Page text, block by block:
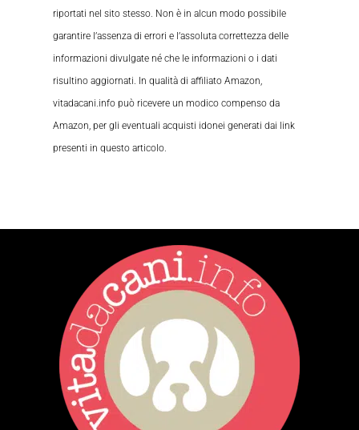
riportati nel sito stesso. Non è in alcun modo possibile
garantire l’assenza di errori e l’assoluta correttezza delle
informazioni divulgate né che le informazioni o i dati
risultino aggiornati. In qualità di affiliato Amazon,
vitadacani.info può ricevere un modico compenso da
Amazon, per gli eventuali acquisti idonei generati dai link
presenti in questo articolo.